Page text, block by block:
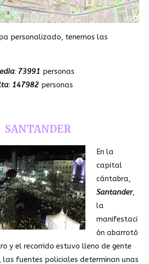
personalizado, tenemos las
: 73991 personas
: 147982 personas
SANTANDER
En la
capital
cántabra,
Santander,
la
manifestaci
ón abarrotó
y el recorrido estuvo lleno de gente
las fuentes policiales determinan unas